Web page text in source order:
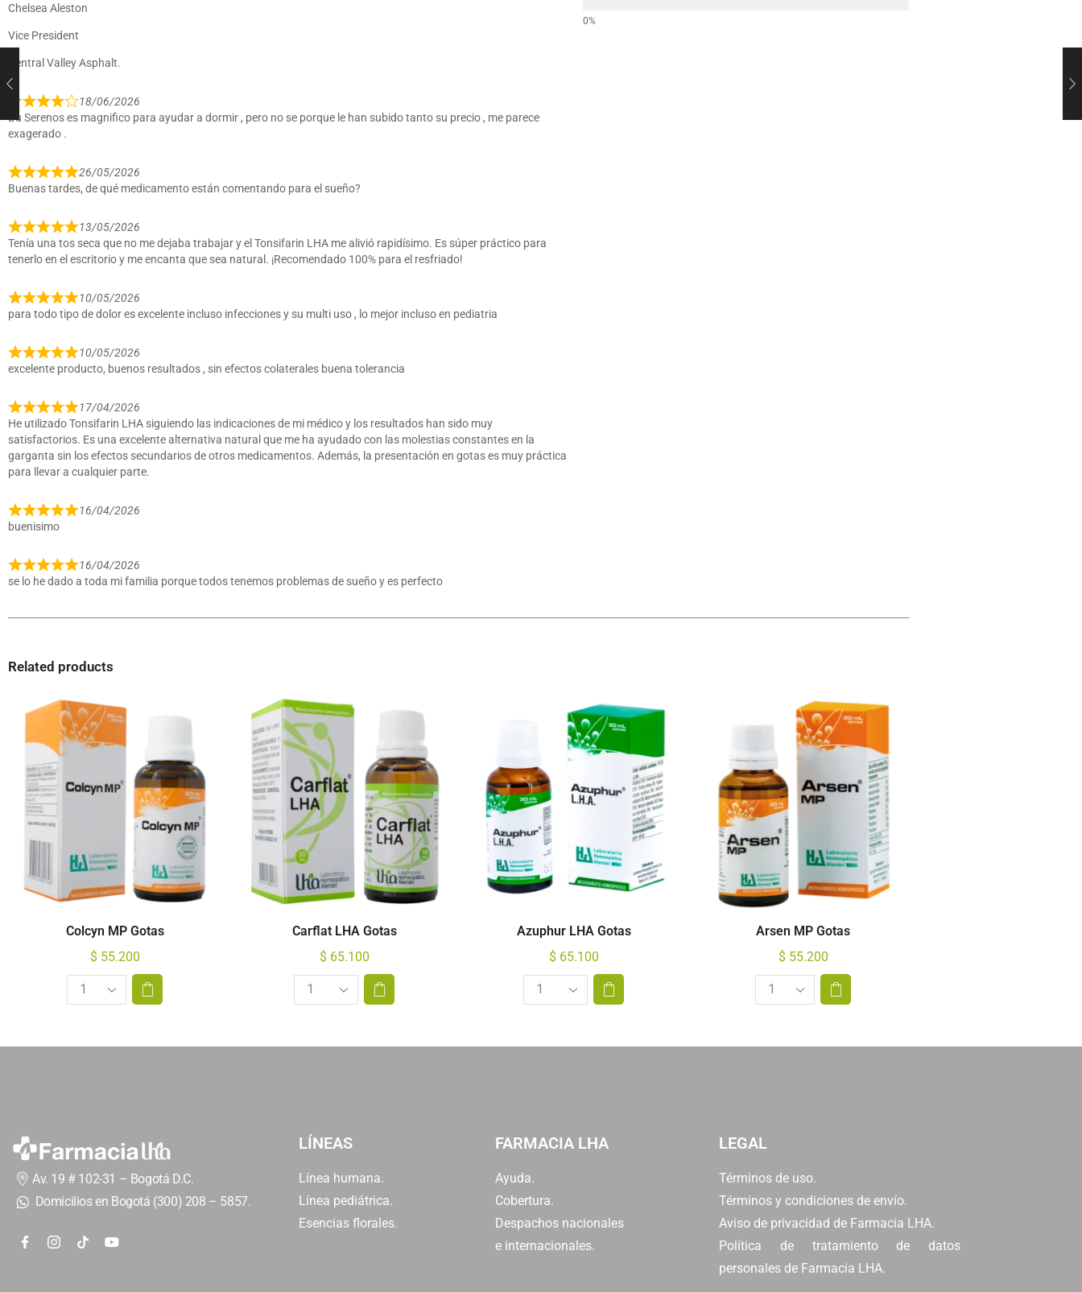
Chelsea Aleston
Vice President
Central Valley Asphalt.
18/06/2026
Bu Serenos es magnifico para ayudar a dormir , pero no se porque le han subido tanto su precio , me parece
exagerado .
26/05/2026
Buenas tardes, de qué medicamento están comentando para el sueño?
13/05/2026
Tenía una tos seca que no me dejaba trabajar y el Tonsifarin LHA me alivió rapidísimo. Es súper práctico para
tenerlo en el escritorio y me encanta que sea natural. ¡Recomendado 100% para el resfriado!
10/05/2026
para todo tipo de dolor es excelente incluso infecciones y su multi uso , lo mejor incluso en pediatria
10/05/2026
excelente producto, buenos resultados , sin efectos colaterales buena tolerancia
17/04/2026
He utilizado Tonsifarin LHA siguiendo las indicaciones de mi médico y los resultados han sido muy
satisfactorios. Es una excelente alternativa natural que me ha ayudado con las molestias constantes en la
garganta sin los efectos secundarios de otros medicamentos. Además, la presentación en gotas es muy práctica
para llevar a cualquier parte.
16/04/2026
buenisimo
16/04/2026
se lo he dado a toda mi familia porque todos tenemos problemas de sueño y es perfecto
Related products
Colcyn MP Gotas
$55.200
Carflat LHA Gotas
$65.100
Azuphur LHA Gotas
$65.100
Arsen MP Gotas
$55.200
Av. 19 # 102-31 – Bogotá D.C.
Domicilios en Bogotá (300) 208 – 5857.
LÍNEAS
Línea humana.
Línea pediátrica.
Esencias florales.
FARMACIA LHA
Ayuda.
Cobertura.
Despachos nacionales
e internacionales.
LEGAL
Términos de uso.
Términos y condiciones de envío.
Aviso de privacidad de Farmacia LHA.
Política de tratamiento de datos
personales de Farmacia LHA.